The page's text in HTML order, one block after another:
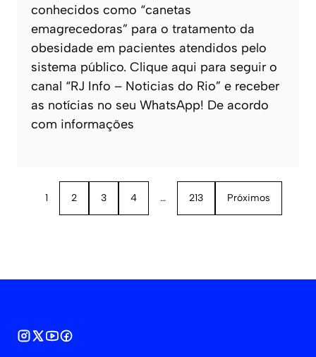
conhecidos como “canetas
emagrecedoras” para o tratamento da
obesidade em pacientes atendidos pelo
sistema público. Clique aqui para seguir o
canal “RJ Info – Noticias do Rio” e receber
as notícias no seu WhatsApp! De acordo
com informações
1 2 3 4 … 213 Próximos